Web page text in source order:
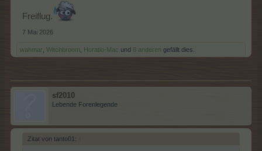
Freiflug.
7 Mai 2026
wahmar Witchbroom Horatio-Mac und 8 anderen gefällt dies.
sf2010
Lebende Forenlegende
Zitat von tanto01: ↑